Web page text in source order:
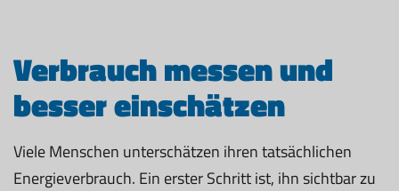
Verbrauch messen und
besser einschätzen
Viele Menschen unterschätzen ihren tatsächlichen
Energieverbrauch. Ein erster Schritt ist, ihn sichtbar zu